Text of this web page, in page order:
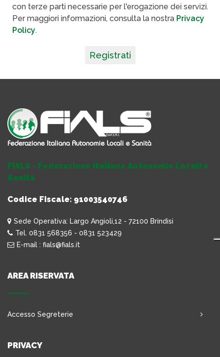
con terze parti necessarie per l'erogazione dei servizi.
Per maggiori informazioni, consulta la nostra Privacy
Policy.
Registrati
FIALS - Federazione Italiana Autonomie Locali e
Sanità
Codice Fiscale: 91003540746
Sede Operativa: Largo Angioli,12 - 72100 Brindisi
Tel. 0831 568356 - 0831 523429
E-mail : fials@fials.it
AREA RISERVATA
Accesso Segreterie
PRIVACY